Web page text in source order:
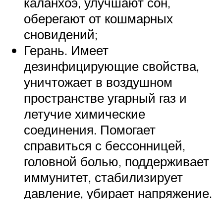
оберегают от кошмарных
сновидений;
Герань. Имеет
дезинфицирующие свойства,
уничтожает в воздушном
пространстве угарный газ и
летучие химические
соединения. Помогает
справиться с бессонницей,
головной болью, поддерживает
иммунитет, стабилизирует
давление, убирает напряжение.